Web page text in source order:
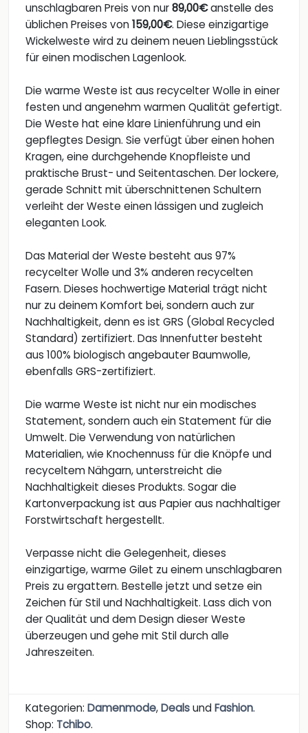
unschlagbaren Preis von nur89,00€anstelle des
üblichen Preises von159,00€. Diese einzigartige
Wickelweste wird zu deinem neuen Lieblingsstück
für einen modischen Lagenlook.
Die warme Weste ist aus recycelter Wolle in einer
festen und angenehm warmen Qualität gefertigt.
Die Weste hat eine klare Linienführung und ein
gepflegtes Design. Sie verfügt über einen hohen
Kragen, eine durchgehende Knopfleiste und
praktische Brust- und Seitentaschen. Der lockere,
gerade Schnitt mit überschnittenen Schultern
verleiht der Weste einen lässigen und zugleich
eleganten Look.
Das Material der Weste besteht aus 97%
recycelter Wolle und 3% anderen recycelten
Fasern. Dieses hochwertige Material trägt nicht
nur zu deinem Komfort bei, sondern auch zur
Nachhaltigkeit, denn es ist GRS (Global Recycled
Standard) zertifiziert. Das Innenfutter besteht
aus 100% biologisch angebauter Baumwolle,
ebenfalls GRS-zertifiziert.
Die warme Weste ist nicht nur ein modisches
Statement, sondern auch ein Statement für die
Umwelt. Die Verwendung von natürlichen
Materialien, wie Knochennuss für die Knöpfe und
recyceltem Nähgarn, unterstreicht die
Nachhaltigkeit dieses Produkts. Sogar die
Kartonverpackung ist aus Papier aus nachhaltiger
Forstwirtschaft hergestellt.
Verpasse nicht die Gelegenheit, dieses
einzigartige, warme Gilet zu einem unschlagbaren
Preis zu ergattern. Bestelle jetzt und setze ein
Zeichen für Stil und Nachhaltigkeit. Lass dich von
der Qualität und dem Design dieser Weste
überzeugen und gehe mit Stil durch alle
Jahreszeiten.
Kategorien: Damenmode,DealsundFashion.
Shop: Tchibo.